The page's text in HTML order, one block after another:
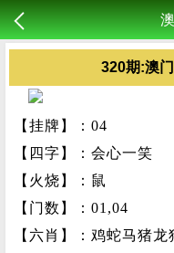
320期:澳
【挂牌】：04
【四字】：会心一笑
【火烧】：鼠
【门数】：01,04
【六肖】：鸡蛇马猪龙